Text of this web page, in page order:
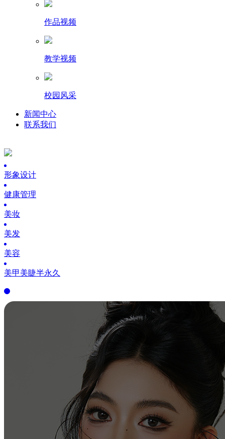
作品视频
教学视频
校园风采
新闻中心
联系我们
形象设计
健康管理
美妆
美发
美容
美甲美睫半永久